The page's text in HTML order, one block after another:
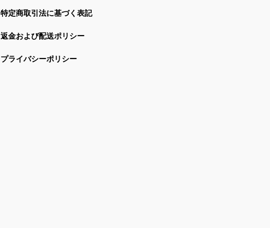
特定商取引法に基づく表記
返金および配送ポリシー
プライバシーポリシー